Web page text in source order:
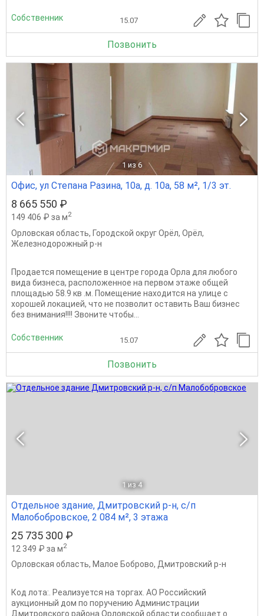
Собственник 15.07
Позвонить
1 из 6
Офис, ул Степана Разина, 10а, д. 10а, 58 м², 1/3 эт.
8 665 550 ₽
149 406 ₽ за м2
Орловская область, Городской округ Орёл, Орёл,
Железнодорожный р-н
Продается помещение в центре города Орла для любого
вида бизнеса, расположенное на первом этаже общей
площадью 58.9 кв .м. Помещение находится на улице с
хорошей локацией, что не позволит оставить Ваш бизнес
без внимания!!!! Звоните чтобы...
Собственник 15.07
Позвонить
1 из 4
Отдельное здание, Дмитровский р-н, с/п
Малобобровское, 2 084 м², 3 этажа
25 735 300 ₽
12 349 ₽ за м2
Орловская область, Малое Боброво, Дмитровский р-н
Код лота:. Реализуется на торгах. АО Российский
аукционный дом по поручению Администрации
Дмитровского района Орловской области сообщает о